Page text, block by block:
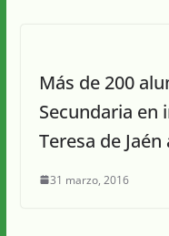
Más de 200
Secundaria en
Teresa de
31 marzo, 2016